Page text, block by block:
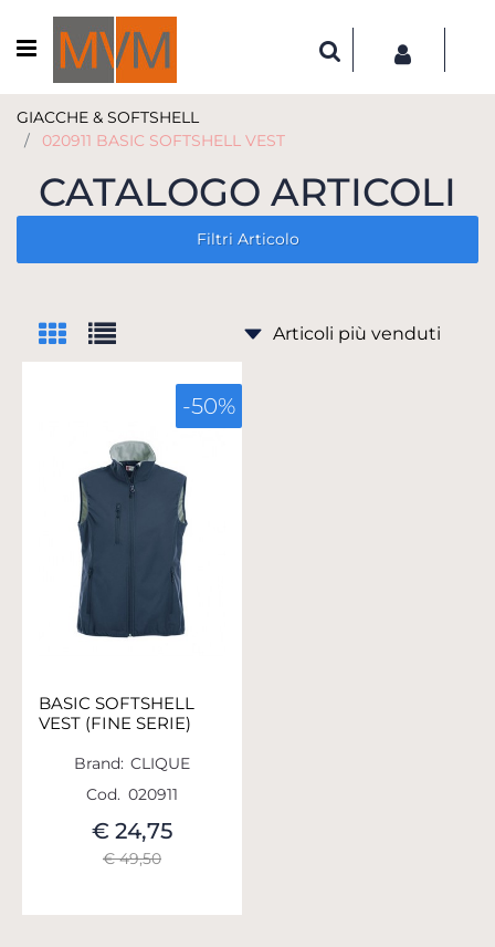
Open menu
GIACCHE & SOFTSHELL
020911 BASIC SOFTSHELL VEST
CATALOGO ARTICOLI
Filtri Articolo
-50%
BASIC SOFTSHELL
VEST (FINE SERIE)
Brand: CLIQUE
Cod. 020911
€ 49,50
€ 24,75